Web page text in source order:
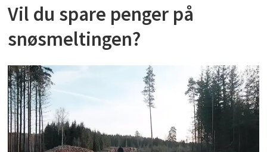
Vil du spare penger på
snøsmeltingen?